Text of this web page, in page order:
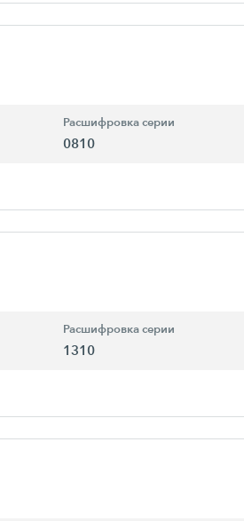
Расшифровка серии
0810
Расшифровка серии
1310